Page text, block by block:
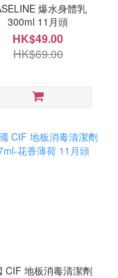
爆水身體乳
300ml 11月頭
HK$49.00
HK$69.00
CIF 地板消毒清潔劑